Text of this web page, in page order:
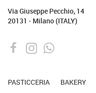
Via Giuseppe Pecchio, 14
20131 - Milano (ITALY)
PASTICCERIA BAKERY